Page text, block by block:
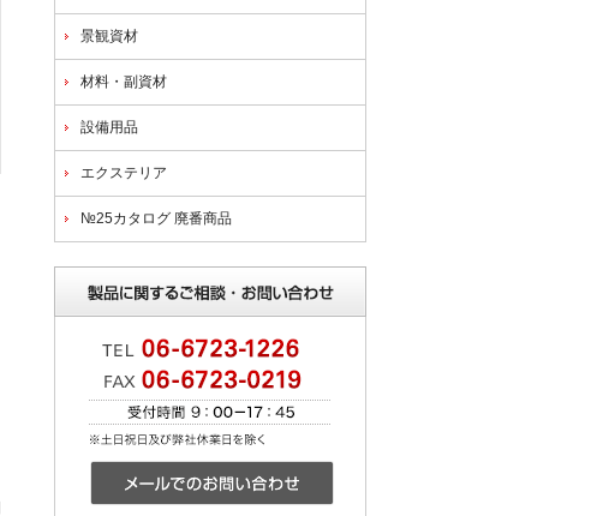
景観資材
材料・副資材
設備用品
エクステリア
№25カタログ 廃番商品